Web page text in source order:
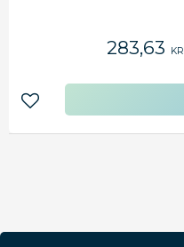
283,63 KR
Lägg till i favoriter